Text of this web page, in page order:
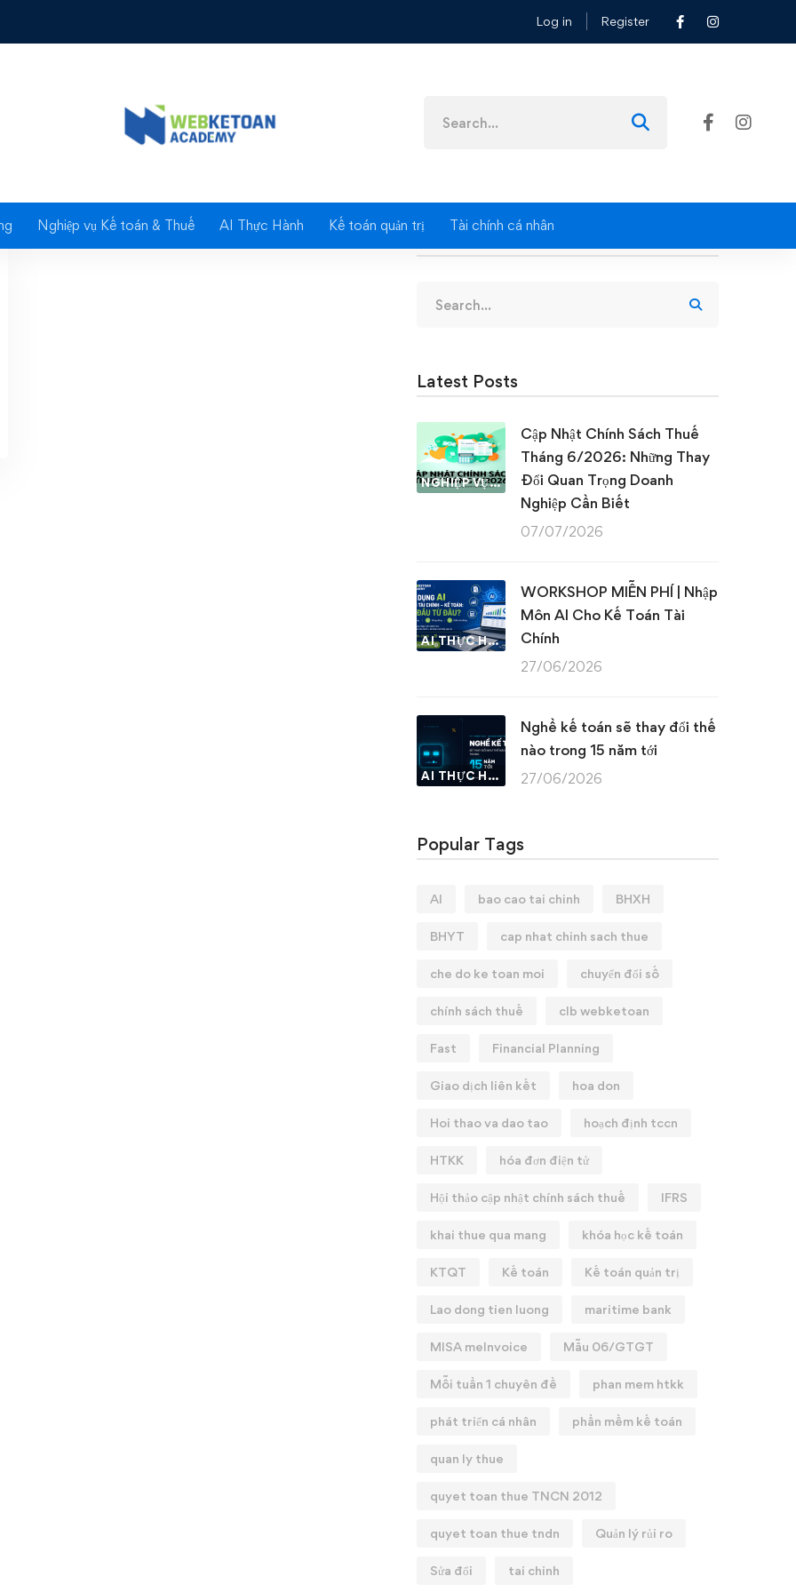
Log in Register
for:
Nghiệp vụ Kế toán & Thuế AI Thực Hành Kế toán quản trị Tài chính cá nhân
for:
Latest Posts
NGHIỆP VỤ KẾ TOÁN & THUẾ
Cập Nhật Chính Sách Thuế
Tháng 6/2026: Những Thay
Đổi Quan Trọng Doanh
Nghiệp Cần Biết
07/07/2026
AI THỰC HÀNH
WORKSHOP MIỄN PHÍ | Nhập
Môn AI Cho Kế Toán Tài
Chính
27/06/2026
AI THỰC HÀNH
Nghề kế toán sẽ thay đổi thế
nào trong 15 năm tới
27/06/2026
Popular Tags
AI bao cao tai chinh BHXH
BHYT cap nhat chinh sach thue
che do ke toan moi chuyển đổi số
chính sách thuế clb webketoan
Fast Financial Planning
Giao dịch liên kết hoa don
Hoi thao va dao tao hoạch định tccn
HTKK hóa đơn điện tử
Hội thảo cập nhật chính sách thuế IFRS
khai thue qua mang khóa học kế toán
KTQT Kế toán Kế toán quản trị
Lao dong tien luong maritime bank
MISA meInvoice Mẫu 06/GTGT
Mỗi tuần 1 chuyên đề phan mem htkk
phát triển cá nhân phần mềm kế toán
quan ly thue
quyet toan thue TNCN 2012
quyet toan thue tndn Quản lý rủi ro
Sửa đổi tai chinh